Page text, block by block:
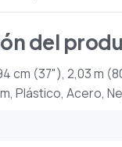
del
cm (37"), 2,03 m
Plástico, Acero,